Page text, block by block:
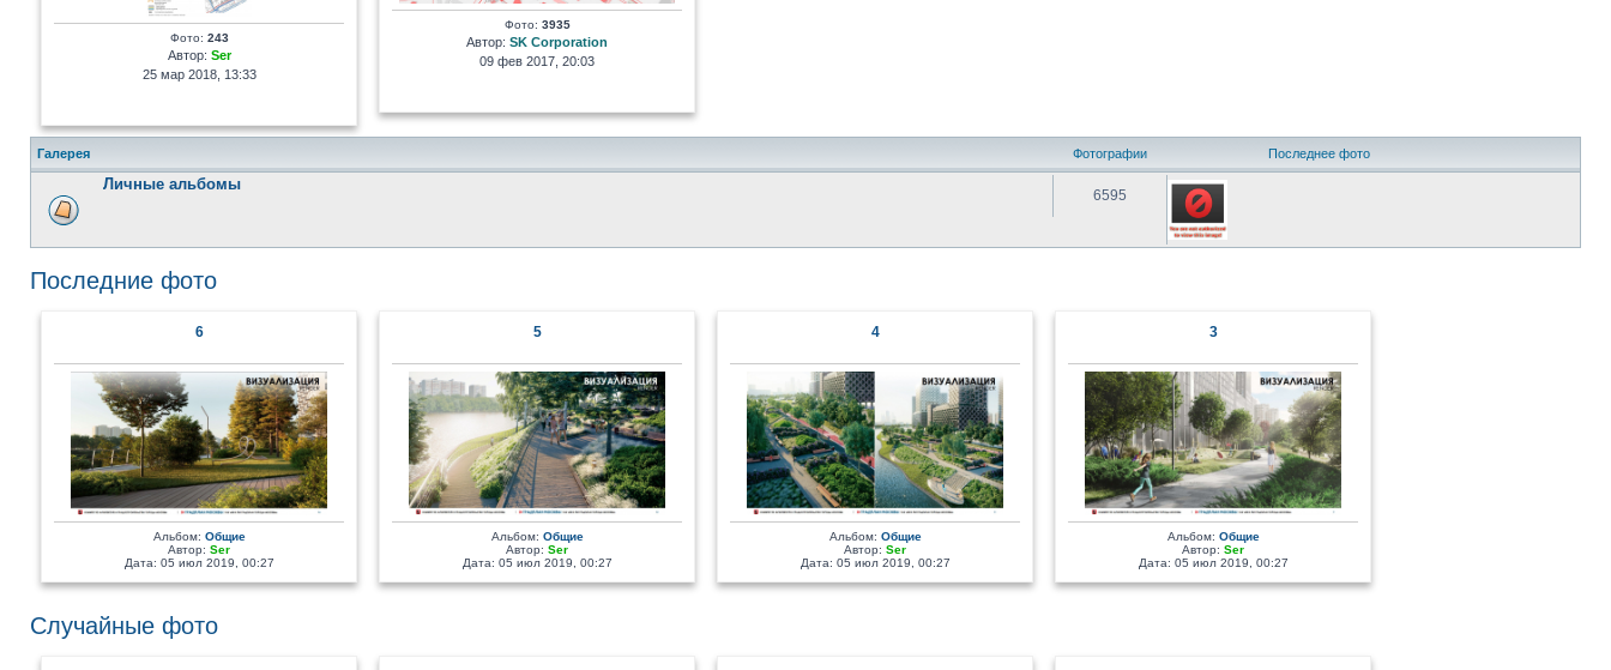
Фото: 243
Автор: Ser
25 мар 2018, 13:33
Фото: 3935
Автор: SK Corporation
09 фев 2017, 20:03
Галерея Фотографии Последнее фото
Личные альбомы
6595
Последние фото
6
Альбом: Общие
Автор: Ser
Дата: 05 июл 2019, 00:27
5
Альбом: Общие
Автор: Ser
Дата: 05 июл 2019, 00:27
4
Альбом: Общие
Автор: Ser
Дата: 05 июл 2019, 00:27
3
Альбом: Общие
Автор: Ser
Дата: 05 июл 2019, 00:27
Случайные фото